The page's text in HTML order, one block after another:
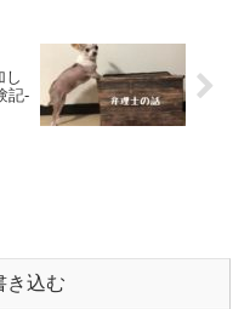
し
記-
き込む